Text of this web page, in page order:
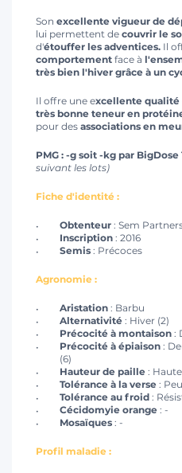
Son excellente vigueur de
lui permettent de couvrir le
d'étouffer les adventices. Il
comportement face à
très bien l'hiver grâce à un
Il offre une excellente qualité
très bonne teneur en
pour des associations en
PMG : -g soit -kg par BigDose
suivant les lots)
Fiche d'identité :
Obtenteur : Sem
Inscription : 2016
Semis : Précoces
Agronomie :
Aristation : Barbu
Alternativité : Hiver (2)
Précocité à montaison :
Précocité à épiaison :
(6)
Hauteur de paille :
Tolérance à la verse :
Tolérance au froid :
Cécidomyie orange : -
Mosaïques : -
Profil maladie :